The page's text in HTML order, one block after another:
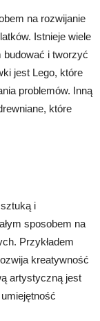
na rozwijanie
Istnieje wiele
budować i tworzyć
jest Lego, które
problemów. Inną
które
i
sposobem na
Przykładem
kreatywność
artystyczną jest